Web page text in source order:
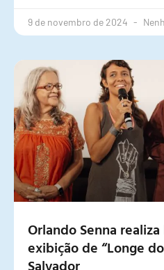
9 de novembro de 2024
Orlando Senna
exibição de “Longe
Salvador